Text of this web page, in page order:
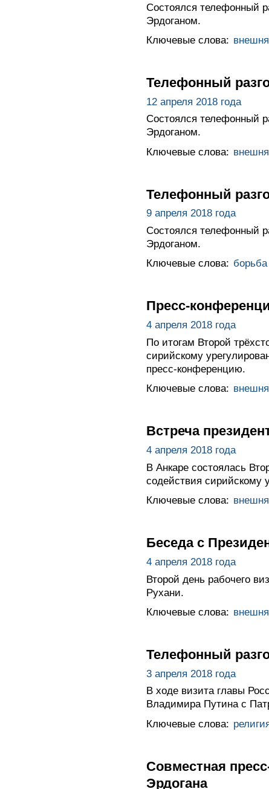
Состоялся телефонный
Эрдоганом.
Ключевые слова:
Телефонный
12 апреля 2018 года
Состоялся телефонный
Эрдоганом.
Ключевые слова:
Телефонный
9 апреля 2018 года
Состоялся телефонный
Эрдоганом.
Ключевые слова:
Пресс-
4 апреля 2018 года
По итогам Второй
сирийскому
пресс-конференцию.
Ключевые слова:
Встреча
4 апреля 2018 года
В Анкаре состоялась
содействия сирийскому
Ключевые слова:
Беседа с
4 апреля 2018 года
Второй день рабочего
Рухани.
Ключевые слова:
Телефонный
3 апреля 2018 года
В ходе визита главы
Владимира Путина с
Ключевые слова:
Совместная
Эрдогана